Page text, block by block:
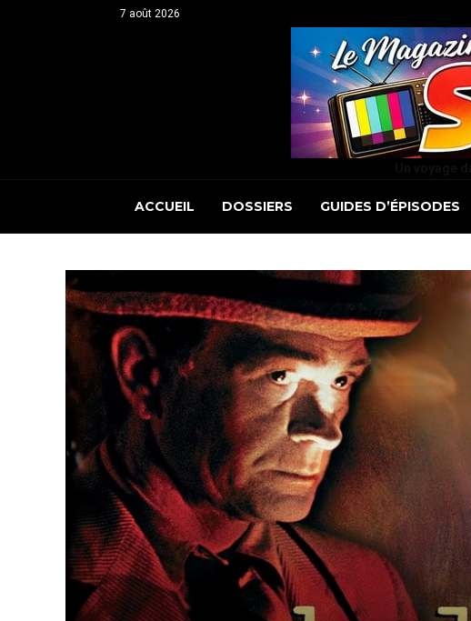
7 août 2026
ACCUEIL DOSSIERS GUIDES D’ÉPISODES